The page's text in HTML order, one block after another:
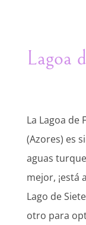
Lagoa
La Lagoa de
(Azores) es
aguas
mejor, ¡está
Lago de
otro para